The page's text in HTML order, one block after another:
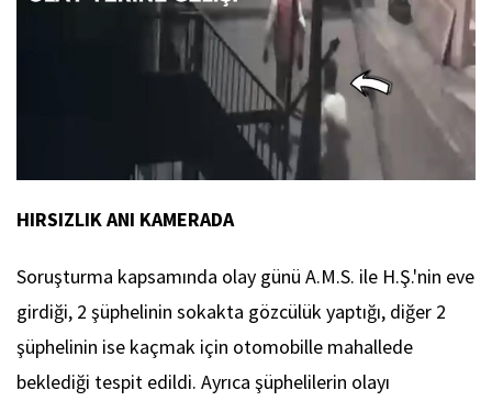
HIRSIZLIK ANI KAMERADA
Soruşturma kapsamında olay günü A.M.S. ile H.Ş.'nin eve
girdiği, 2 şüphelinin sokakta gözcülük yaptığı, diğer 2
şüphelinin ise kaçmak için otomobille mahallede
beklediği tespit edildi. Ayrıca şüphelilerin olayı